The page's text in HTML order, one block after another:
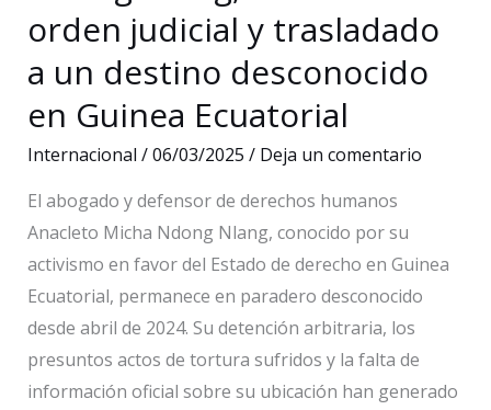
orden judicial y trasladado
a un destino desconocido
en Guinea Ecuatorial
Internacional /06/03/2025 / Deja un comentario
El abogado y defensor de derechos humanos
Anacleto Micha Ndong Nlang, conocido por su
activismo en favor del Estado de derecho en Guinea
Ecuatorial, permanece en paradero desconocido
desde abril de 2024. Su detención arbitraria, los
presuntos actos de tortura sufridos y la falta de
información oficial sobre su ubicación han generado